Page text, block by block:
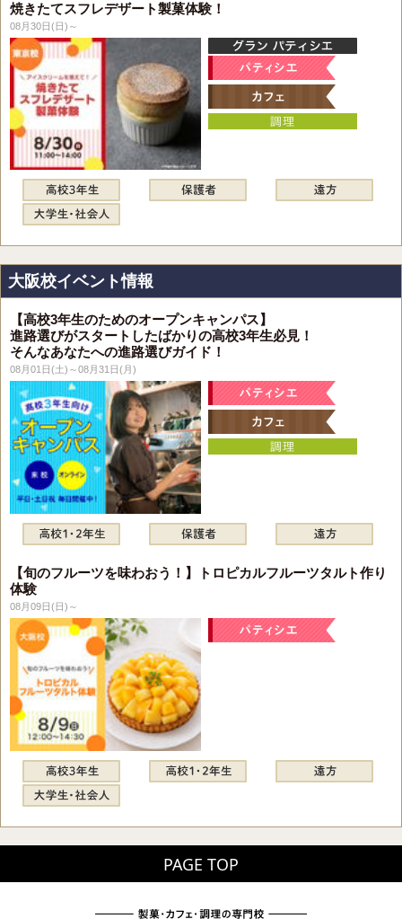
焼きたてスフレデザート製菓体験！
08月30日(日)～
大阪校イベント情報
【高校3年生のためのオープンキャンパス】
進路選びがスタートしたばかりの高校3年生必見！
そんなあなたへの進路選びガイド！
08月01日(土)～08月31日(月)
【旬のフルーツを味わおう！】トロピカルフルーツタルト作り
体験
08月09日(日)～
PAGE TOP